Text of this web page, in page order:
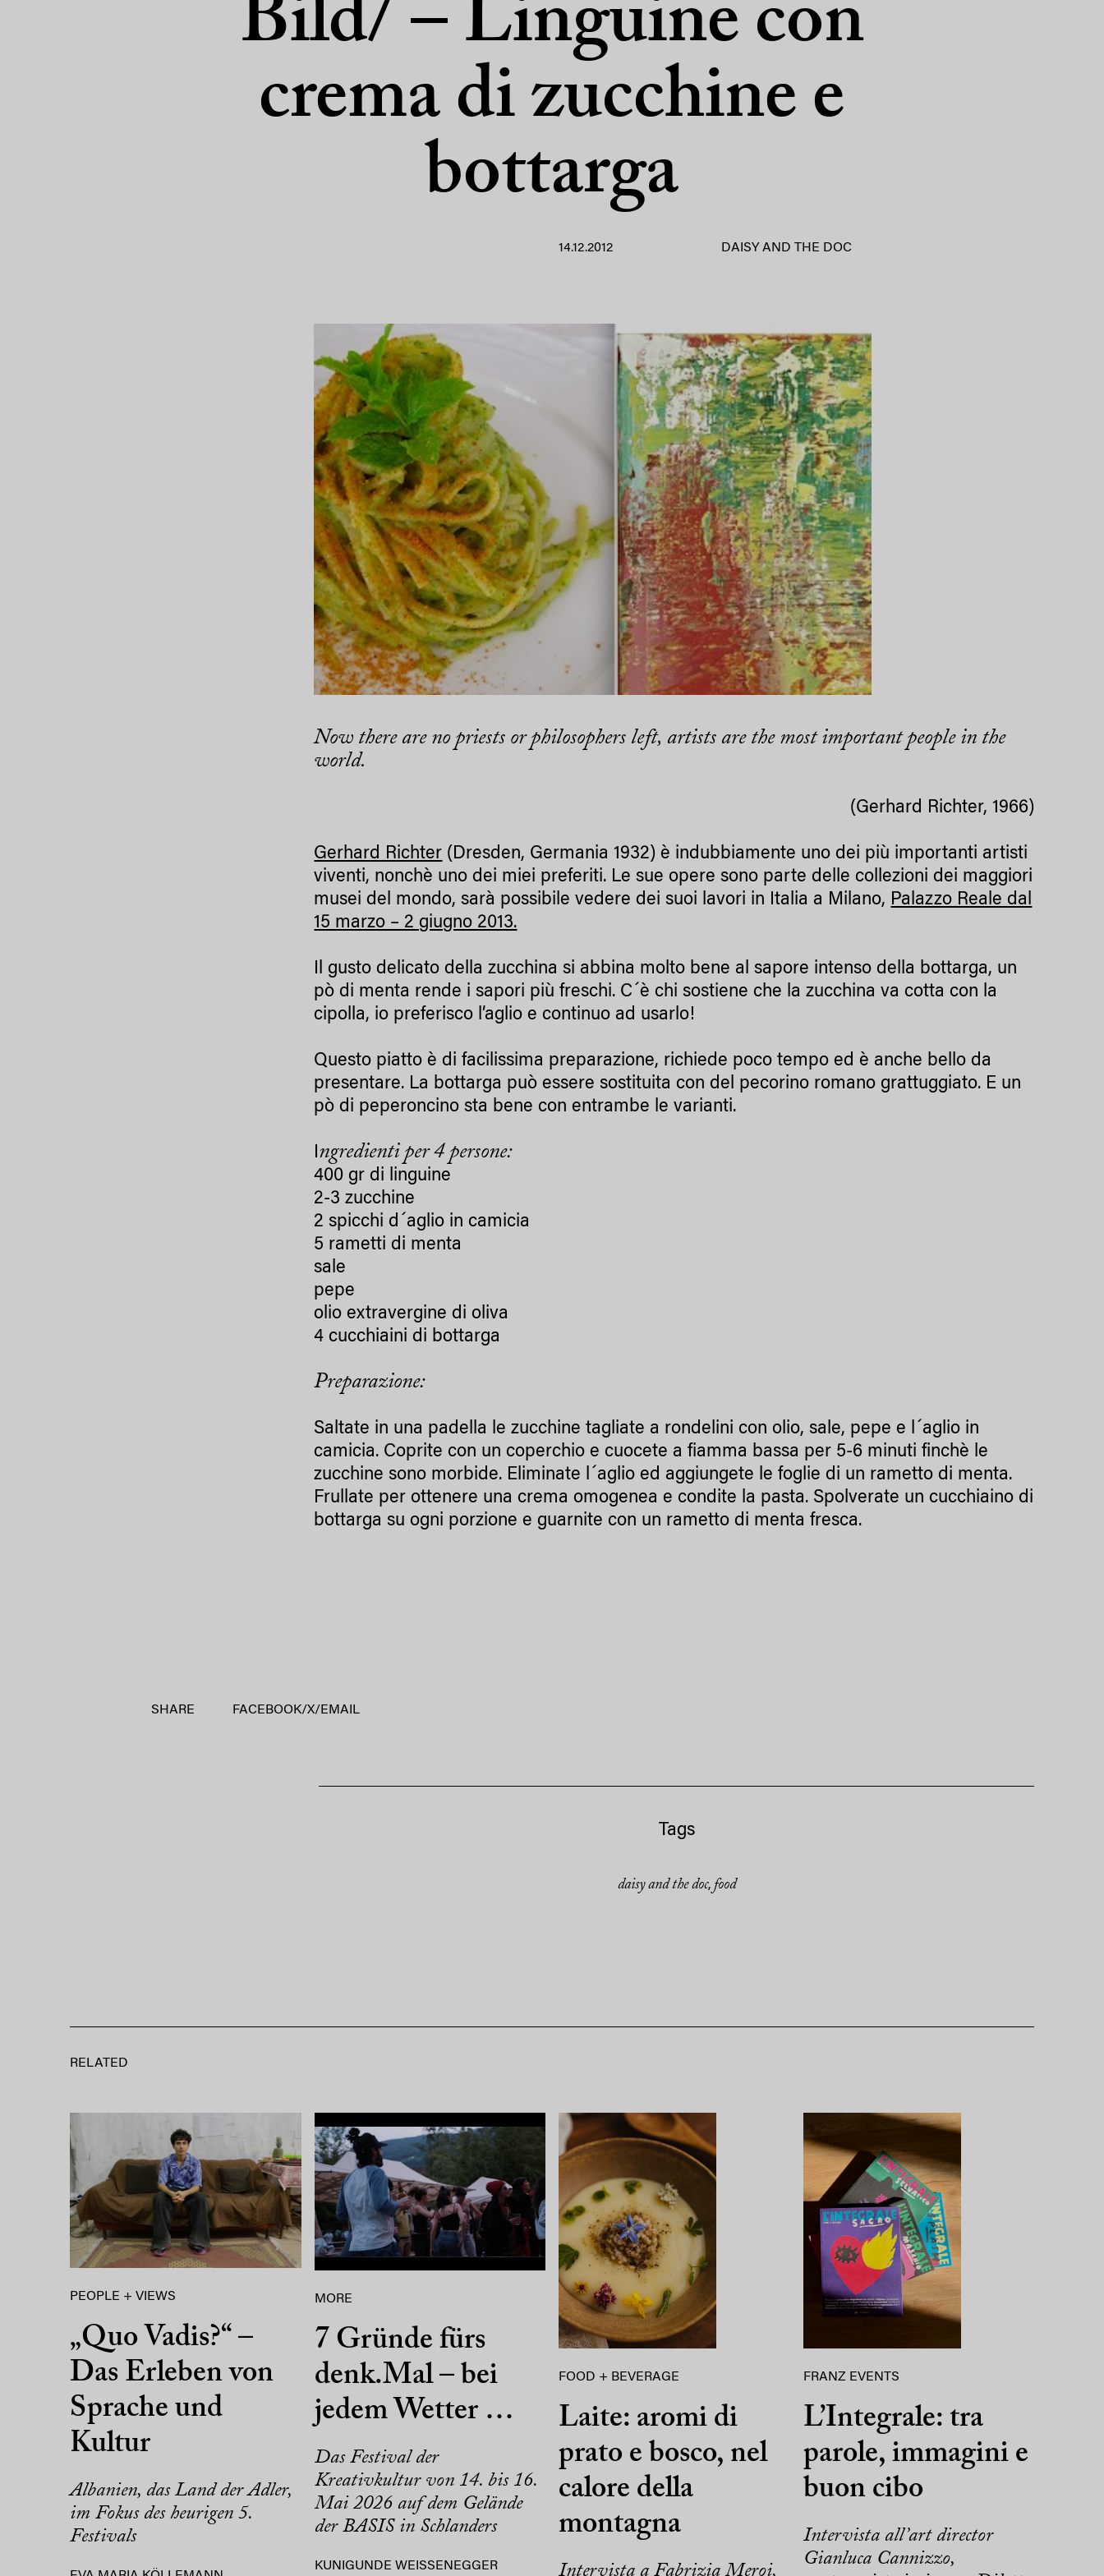
Bild/ – Linguine con
crema di zucchine e
bottarga
14.12.2012 DAISY AND THE DOC
Now there are no priests or philosophers left, artists are the most important people in the
world.
(Gerhard Richter, 1966)
Gerhard Richter (Dresden, Germania 1932) è indubbiamente uno dei più importanti artisti
viventi, nonchè uno dei miei preferiti. Le sue opere sono parte delle collezioni dei maggiori
musei del mondo, sarà possibile vedere dei suoi lavori in Italia a Milano, Palazzo Reale dal
15 marzo – 2 giugno 2013.
Il gusto delicato della zucchina si abbina molto bene al sapore intenso della bottarga, un
pò di menta rende i sapori più freschi. C´è chi sostiene che la zucchina va cotta con la
cipolla, io preferisco l’aglio e continuo ad usarlo!
Questo piatto è di facilissima preparazione, richiede poco tempo ed è anche bello da
presentare. La bottarga può essere sostituita con del pecorino romano grattuggiato. E un
pò di peperoncino sta bene con entrambe le varianti.
Ingredienti per 4 persone:
400 gr di linguine
2-3 zucchine
2 spicchi d´aglio in camicia
5 rametti di menta
sale
pepe
olio extravergine di oliva
4 cucchiaini di bottarga
Preparazione:
Saltate in una padella le zucchine tagliate a rondelini con olio, sale, pepe e l´aglio in
camicia. Coprite con un coperchio e cuocete a fiamma bassa per 5-6 minuti finchè le
zucchine sono morbide. Eliminate l´aglio ed aggiungete le foglie di un rametto di menta.
Frullate per ottenere una crema omogenea e condite la pasta. Spolverate un cucchiaino di
bottarga su ogni porzione e guarnite con un rametto di menta fresca.
SHARE FACEBOOK/X/ EMAIL
Tags
daisy and the doc, food
RELATED
PEOPLE + VIEWS
„Quo Vadis?“ –
Das Erleben von
Sprache und
Kultur
Albanien, das Land der Adler,
im Fokus des heurigen 5.
Festivals
MORE
7 Gründe fürs
denk.Mal – bei
jedem Wetter …
Das Festival der
Kreativkultur von 14. bis 16.
Mai 2026 auf dem Gelände
der BASIS in Schlanders
KUNIGUNDE WEISSENEGGER
FOOD + BEVERAGE
Laite: aromi di
prato e bosco, nel
calore della
montagna
Intervista a Fabrizia Meroi,
FRANZ EVENTS
L’Integrale: tra
parole, immagini e
buon cibo
Intervista all’art director
Gianluca Cannizzo,